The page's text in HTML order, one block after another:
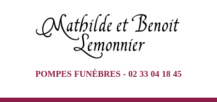
Mathilde et Benoit
Lemonnier
POMPES FUNÈBRES - 02 33 04 18 45